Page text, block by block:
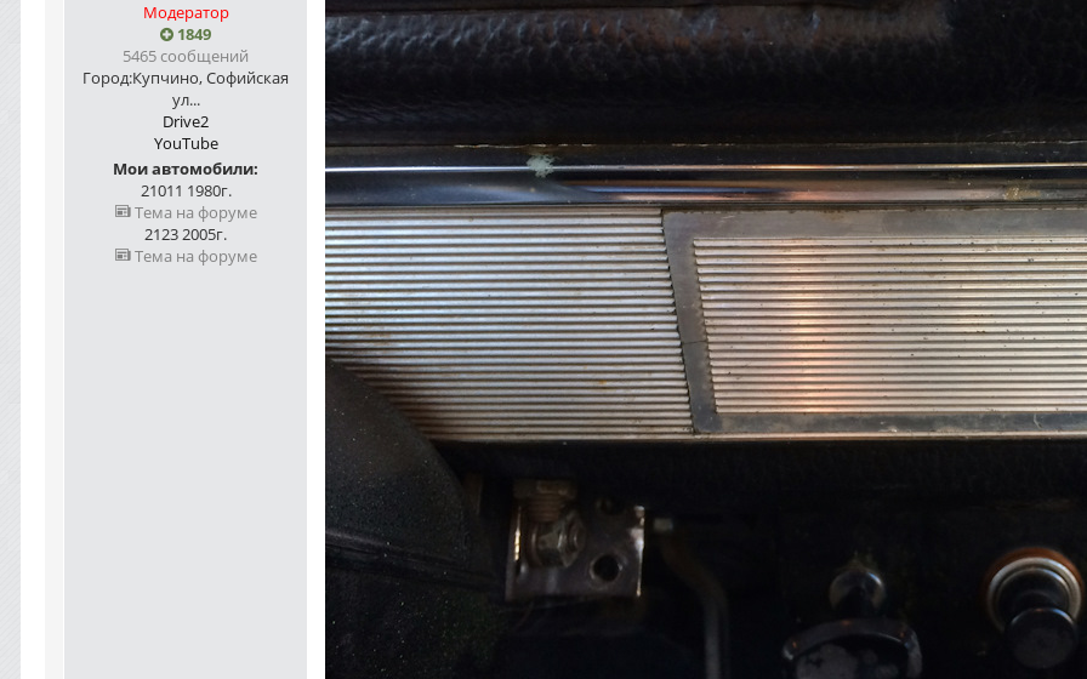
Модератор
1849
5465 сообщений
Город:Купчино, Софийская
ул...
Drive2
YouTube
Мои автомобили:
21011 1980г.
Тема на форуме
2123 2005г.
Тема на форуме